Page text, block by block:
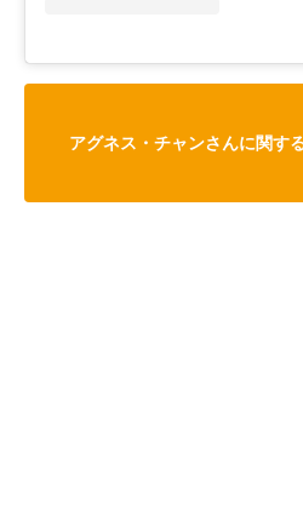
アグネス・チャンさんに関す